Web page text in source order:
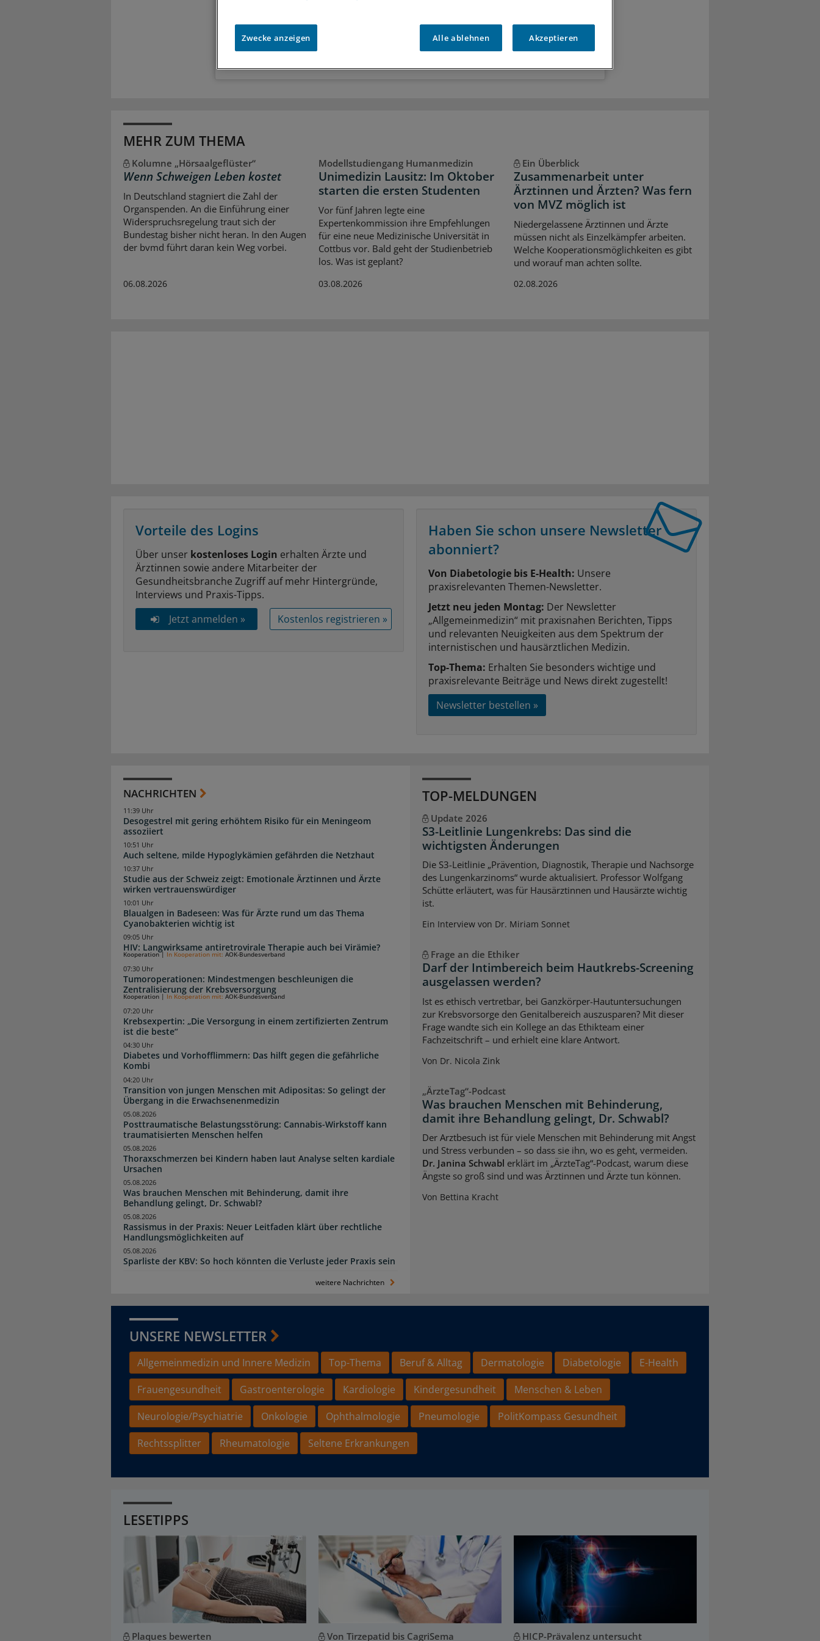
Zugriff auf alle
medizinischen Berichte und Kommentare
MEHR ZUM THEMA
Kolumne „Hörsaalgeflüster“
Wenn Schweigen Leben kostet
In Deutschland stagniert die Zahl der
Organspenden. An die Einführung einer
Widerspruchsregelung traut sich der
Bundestag bisher nicht heran. In den Augen
der bvmd führt daran kein Weg vorbei.
06.08.2026
Modellstudiengang Humanmedizin
Unimedizin Lausitz: Im Oktober
starten die ersten Studenten
Vor fünf Jahren legte eine
Expertenkommission ihre Empfehlungen
für eine neue Medizinische Universität in
Cottbus vor. Bald geht der Studienbetrieb
los. Was ist geplant?
03.08.2026
Ein Überblick
Zusammenarbeit unter
Ärztinnen und Ärzten? Was fern
von MVZ möglich ist
Niedergelassene Ärztinnen und Ärzte
müssen nicht als Einzelkämpfer arbeiten.
Welche Kooperationsmöglichkeiten es gibt
und worauf man achten sollte.
02.08.2026
Vorteile des Logins
Über unser kostenloses Login erhalten Ärzte und
Ärztinnen sowie andere Mitarbeiter der
Gesundheitsbranche Zugriff auf mehr Hintergründe,
Interviews und Praxis-Tipps.
Jetzt anmelden »
Kostenlos registrieren »
Haben Sie schon unsere Newsletter
abonniert?
Von Diabetologie bis E-Health: Unsere
praxisrelevanten Themen-Newsletter.
Jetzt neu jeden Montag: Der Newsletter
„Allgemeinmedizin“ mit praxisnahen Berichten, Tipps
und relevanten Neuigkeiten aus dem Spektrum der
internistischen und hausärztlichen Medizin.
Top-Thema: Erhalten Sie besonders wichtige und
praxisrelevante Beiträge und News direkt zugestellt!
Newsletter bestellen »
NACHRICHTEN
Desogestrel mit gering erhöhtem Risiko für ein Meningeom
assoziiert
11:39 Uhr
Auch seltene, milde Hypoglykämien gefährden die Netzhaut
10:51 Uhr
Studie aus der Schweiz zeigt: Emotionale Ärztinnen und Ärzte
wirken vertrauenswürdiger
10:37 Uhr
Blaualgen in Badeseen: Was für Ärzte rund um das Thema
Cyanobakterien wichtig ist
10:01 Uhr
HIV: Langwirksame antiretrovirale Therapie auch bei Virämie?
09:05 Uhr
Tumoroperationen: Mindestmengen beschleunigen die
Zentralisierung der Krebsversorgung
Kooperation| In Kooperation mit: AOK-Bundesverband
07:30 Uhr
Krebsexpertin: „Die Versorgung in einem zertifizierten Zentrum
ist die beste“
Kooperation In Kooperation mit: AOK-Bundesverband
07:20 Uhr
Diabetes und Vorhofflimmern: Das hilft gegen die gefährliche
Kombi
04:30 Uhr
Transition von jungen Menschen mit Adipositas: So gelingt der
Übergang in die Erwachsenenmedizin
04:20 Uhr
Posttraumatische Belastungsstörung: Cannabis-Wirkstoff kann
traumatisierten Menschen helfen
05.08.2026
Thoraxschmerzen bei Kindern haben laut Analyse selten kardiale
Ursachen
05.08.2026
Was brauchen Menschen mit Behinderung, damit ihre
Behandlung gelingt, Dr. Schwabl?
05.08.2026
Rassismus in der Praxis: Neuer Leitfaden klärt über rechtliche
Handlungsmöglichkeiten auf
05.08.2026
Sparliste der KBV: So hoch könnten die Verluste jeder Praxis sein
05.08.2026
weitere Nachrichten
TOP-MELDUNGEN
Update 2026
S3-Leitlinie Lungenkrebs: Das sind die
wichtigsten Änderungen
Die S3-Leitlinie „Prävention, Diagnostik, Therapie und Nachsorge
des Lungenkarzinoms“ wurde aktualisiert. Professor Wolfgang
Schütte erläutert, was für Hausärztinnen und Hausärzte wichtig
ist.
Ein Interview von Dr. Miriam Sonnet
Frage an die Ethiker
Darf der Intimbereich beim Hautkrebs-Screening
ausgelassen werden?
Ist es ethisch vertretbar, bei Ganzkörper-Hautuntersuchungen
zur Krebsvorsorge den Genitalbereich auszusparen? Mit dieser
Frage wandte sich ein Kollege an das Ethikteam einer
Fachzeitschrift – und erhielt eine klare Antwort.
Von Dr. Nicola Zink
„ÄrzteTag“-Podcast
Was brauchen Menschen mit Behinderung,
damit ihre Behandlung gelingt, Dr. Schwabl?
Der Arztbesuch ist für viele Menschen mit Behinderung mit Angst
und Stress verbunden – so dass sie ihn, wo es geht, vermeiden.
Dr. Janina Schwabl erklärt im „ÄrzteTag“-Podcast, warum diese
Ängste so groß sind und was Ärztinnen und Ärzte tun können.
Von Bettina Kracht
UNSERE NEWSLETTER
Allgemeinmedizin und Innere Medizin Top-Thema Beruf & Alltag Dermatologie Diabetologie
E-Health
Frauengesundheit
Gastroenterologie Kardiologie Kindergesundheit
Menschen & Leben
Neurologie/Psychiatrie
Onkologie Ophthalmologie Pneumologie
PolitKompass Gesundheit
Rechtssplitter
Rheumatologie Seltene Erkrankungen
LESETIPPS
Plaques bewerten Von Tirzepatid bis CagriSema HICP-Prävalenz untersucht
Zwecke anzeigen Alle ablehnen Akzeptieren